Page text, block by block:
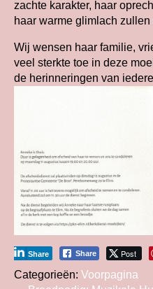
zachte karakter, haar
haar warme glimlach
Wij wensen haar familie,
veel sterkte toe in deze
de herinneringen van
Share Post
Share
Categorieën: Voorpagina